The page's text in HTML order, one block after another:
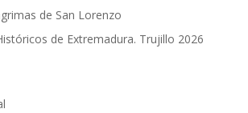
de San Lorenzo
de Extremadura. Trujillo 2026